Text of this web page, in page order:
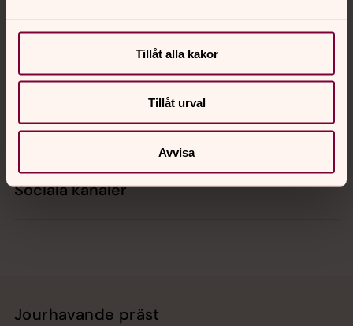
Tillåt alla kakor
Tillåt urval
Avvisa
Kalender
Hitta snabbt
Sociala kanaler
Jourhavande präst